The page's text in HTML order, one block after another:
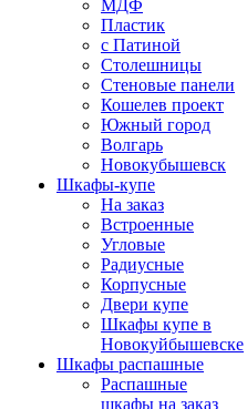
МДФ
Пластик
с Патиной
Столешницы
Стеновые панели
Кошелев проект
Южный город
Волгарь
Новокубышевск
Шкафы-купе
На заказ
Встроенные
Угловые
Радиусные
Корпусные
Двери купе
Шкафы купе в
Новокуйбышевске
Шкафы распашные
Распашные
шкафы на заказ